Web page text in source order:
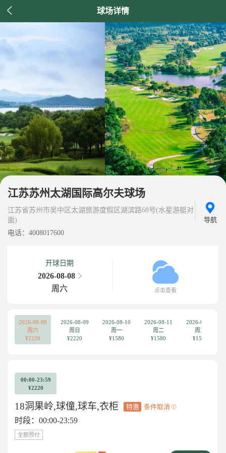
 球场详情
江苏苏州太湖国际高尔夫球场
江苏省苏州市吴中区太湖旅游度假区湖滨路68号(水星游艇对
面)
电话：4008017600
导航
开球日期
2026-08-08
周六
点击查看
2026-08-08
周六
¥2220
2026-08-09
周日
¥2220
2026-08-10
周一
¥1580
2026-08-11
周二
¥1580
2026-08-12
周三
¥1580
00:00-23:59
¥2220
18洞果岭,球僮,球车,衣柜 特惠 条件取消
时段：00:00-23:59
全额预付